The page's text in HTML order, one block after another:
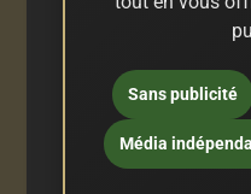
Sans publicité
Média